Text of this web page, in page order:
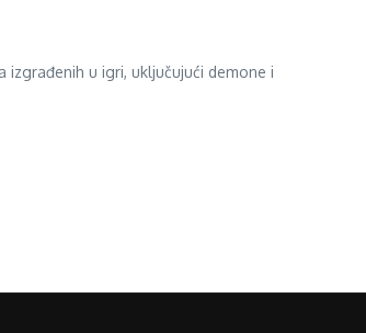
izgrađenih u igri, uključujući demone i